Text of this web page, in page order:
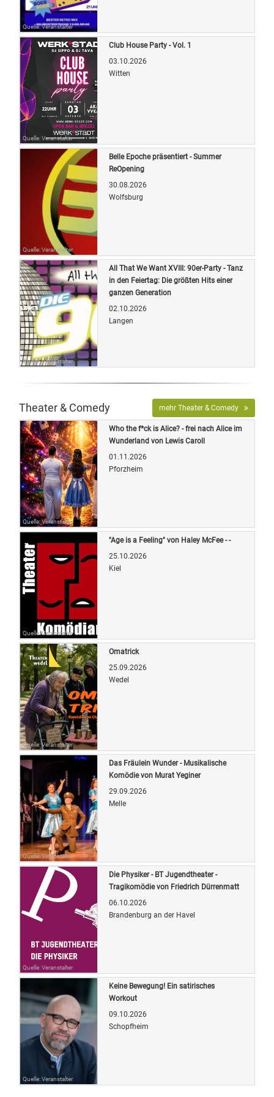
Quelle: Veranstalter
Quelle: Veranstalter
Club House Party - Vol. 1
03.10.2026
Witten
Quelle: Veranstalter
Belle Epoche präsentiert - Summer
ReOpening
30.08.2026
Wolfsburg
Quelle: Veranstalter
All That We Want XVIII: 90er-Party - Tanz
in den Feiertag: Die größten Hits einer
ganzen Generation
02.10.2026
Langen
Theater & Comedy mehr Theater & Comedy
Quelle: Veranstalter
Who the f*ck is Alice? - frei nach Alice im
Wunderland von Lewis Caroll
01.11.2026
Pforzheim
Quelle: Veranstalter
"Age is a Feeling" von Haley McFee - -
25.10.2026
Kiel
Quelle: Veranstalter
Omatrick
25.09.2026
Wedel
Quelle: Veranstalter
Das Fräulein Wunder - Musikalische
Komödie von Murat Yeginer
29.09.2026
Melle
Quelle: Veranstalter
Die Physiker - BT Jugendtheater -
Tragikomödie von Friedrich Dürrenmatt
06.10.2026
Brandenburg an der Havel
Quelle: Veranstalter
Keine Bewegung! Ein satirisches
Workout
09.10.2026
Schopfheim